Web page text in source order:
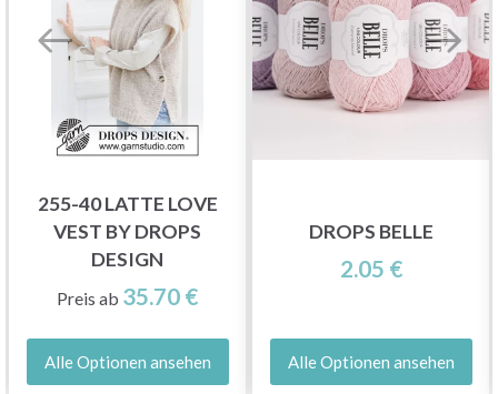
255-40 LATTE LOVE
VEST BY DROPS
DESIGN
Preis ab 35.70 €
Alle Optionen ansehen
DROPS BELLE
2.05 €
Alle Optionen ansehen